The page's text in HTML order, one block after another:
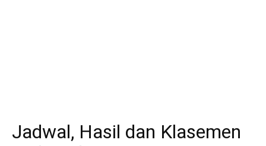
Jadwal, Hasil dan Klasemen